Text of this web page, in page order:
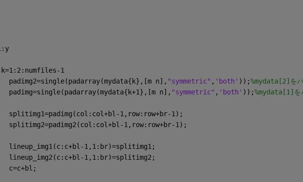
k=1:2:numfiles-1
padimg2=single(padarray(mydata{k},[m n],
"symmetric" , 'both' ));%mydata[2]をパ
padimg=single(padarray(mydata{k+1},[m n],
"symmetric" , 'both' ));%mydata[1]を
splitimg1=padimg(col:col+bl-1,row:row+br-1);
splitimg2=padimg2(col:col+bl-1,row:row+br-1);
lineup_img1(c:c+bl-1,1:br)=splitimg1;
lineup_img2(c:c+bl-1,1:br)=splitimg2;
c=c+bl;